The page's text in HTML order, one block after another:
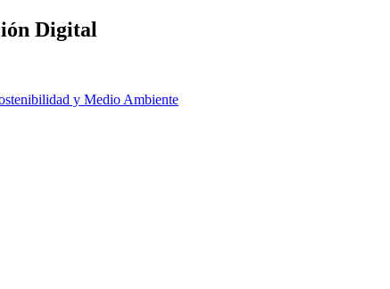
Digital
y Medio Ambiente